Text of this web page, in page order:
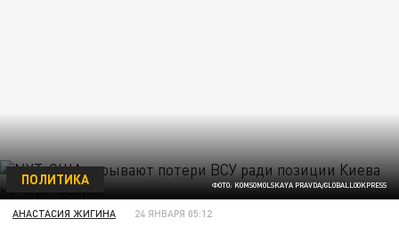
ФОТО: KOMSOMOLSKAYA PRAVDA/GLOBALLOOKPRESS
ПОЛИТИКА
АНАСТАСИЯ ЖИГИНА 24 ЯНВАРЯ 05:12